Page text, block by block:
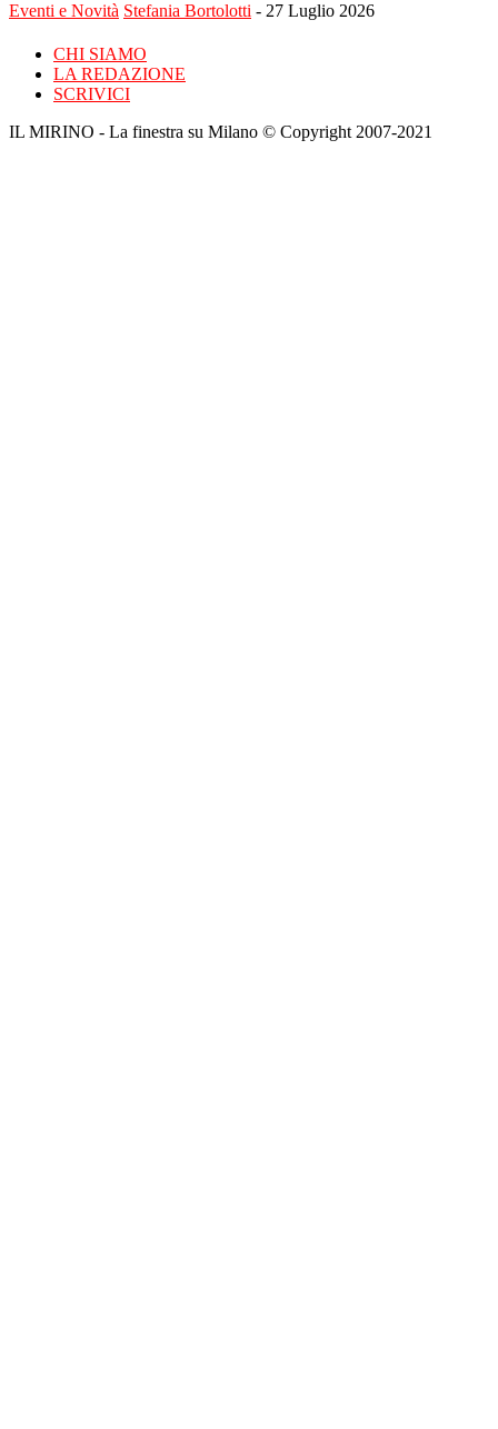
Eventi e Novità Stefania Bortolotti - 27 Luglio 2026
CHI SIAMO
LA REDAZIONE
SCRIVICI
IL MIRINO - La finestra su Milano © Copyright 2007-2021